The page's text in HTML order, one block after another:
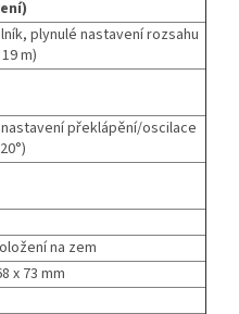
plynulé nastavení rozsahu
m)
překlápění/oscilace
na zem
x 73 mm